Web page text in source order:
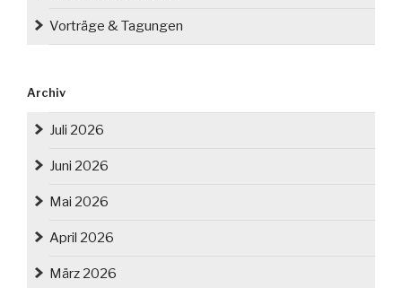
Vorträge & Tagungen
Archiv
Juli 2026
Juni 2026
Mai 2026
April 2026
März 2026